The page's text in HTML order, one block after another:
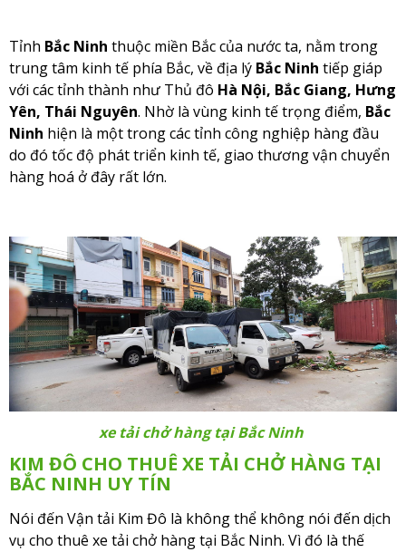
Tỉnh Bắc Ninh thuộc miền Bắc của nước ta, nằm trong
trung tâm kinh tế phía Bắc, về địa lý Bắc Ninh tiếp giáp
với các tỉnh thành như Thủ đô Hà Nội, Bắc Giang, Hưng
Yên, Thái Nguyên. Nhờ là vùng kinh tế trọng điểm, Bắc
Ninh hiện là một trong các tỉnh công nghiệp hàng đầu
do đó tốc độ phát triển kinh tế, giao thương vận chuyển
hàng hoá ở đây rất lớn.
xe tải chở hàng tại Bắc Ninh
KIM ĐÔ CHO THUÊ XE TẢI CHỞ HÀNG TẠI
BẮC NINH UY TÍN
Nói đến Vận tải Kim Đô là không thể không nói đến dịch
vụ cho thuê xe tải chở hàng tại Bắc Ninh. Vì đó là thế